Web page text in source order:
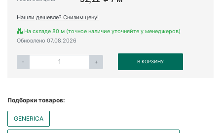
Нашли дешевле? Снизим цену!
На складе 80 м (точное наличие уточняйте у менеджеров)
Обновлено 07.08.2026
- + В КОРЗИНУ
Подборки товаров:
GENERICA